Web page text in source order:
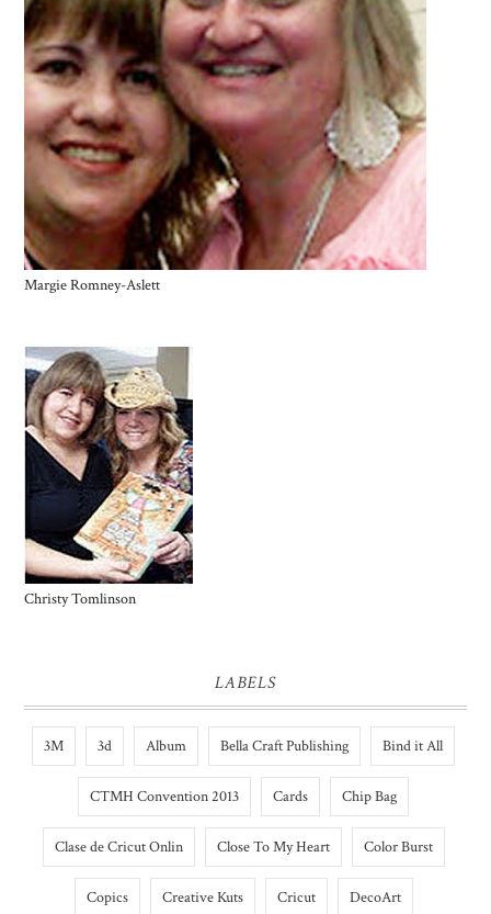
Margie Romney-Aslett
Christy Tomlinson
LABELS
3M 3d Album Bella Craft Publishing Bind it All
CTMH Convention 2013 Cards Chip Bag
Clase de Cricut Onlin Close To My Heart Color Burst
Copics Creative Kuts Cricut DecoArt